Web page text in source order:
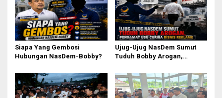
i
p
o
s
Siapa Yang Gembosi
Hubungan NasDem-Bobby?
Ujug-Ujug NasDem Sumut
Tuduh Bobby Arogan,
Reklame